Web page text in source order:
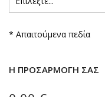
* Απαιτούμενα πεδία
Η ΠΡΟΣΑΡΜΟΓΉ ΣΑΣ